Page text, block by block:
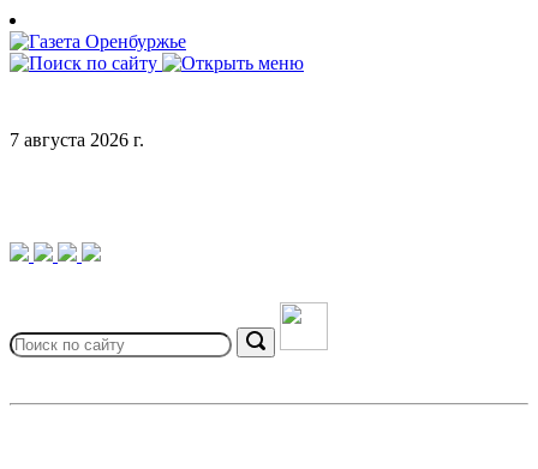
Skip
to
content
7 августа 2026 г.
for:
Search